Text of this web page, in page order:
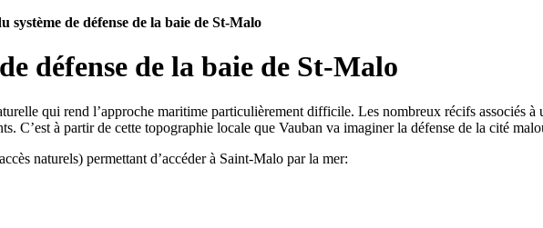
système de défense de la baie de St-Malo
défense de la baie de St-Malo
qui rend l’approche maritime particulièrement difficile. Les nombreux récifs associés
C’est à partir de cette topographie locale que Vauban va imaginer la défense de la cité
naturels) permettant d’accéder à Saint-Malo par la mer: